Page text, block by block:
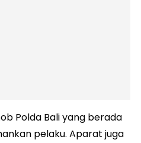
Polda Bali yang berada
pelaku. Aparat juga